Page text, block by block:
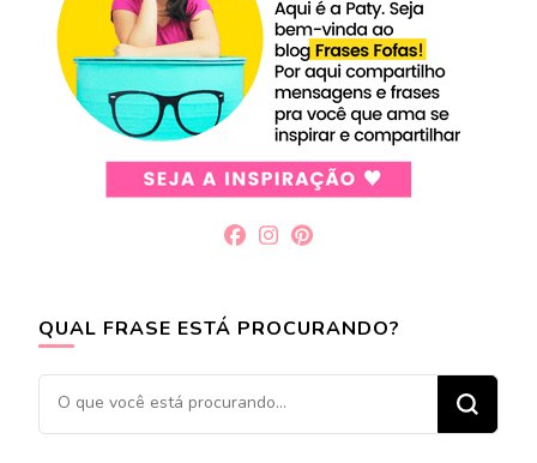
QUAL FRASE ESTÁ PROCURANDO?
Procurando
algo?